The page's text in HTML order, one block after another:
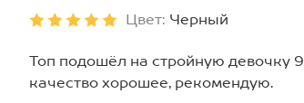
Цвет: Черный
Топ подошёл на стройную девочку
качество хорошее, рекомендую.